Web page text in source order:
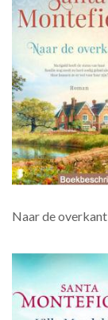
Naar de overkant